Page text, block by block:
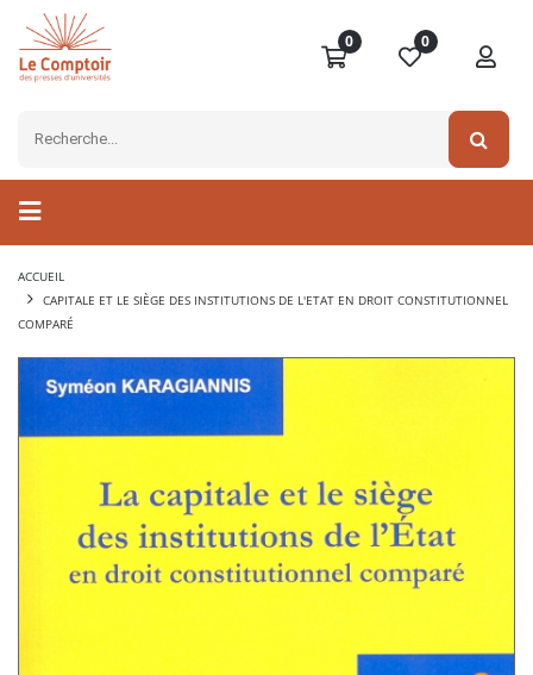
0 0
ACCUEIL
CAPITALE ET LE SIÈGE DES INSTITUTIONS DE L'ETAT EN DROIT CONSTITUTIONNEL
COMPARÉ